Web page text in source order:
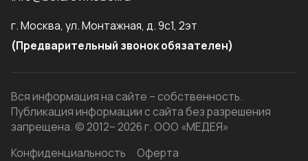
г. Москва, ул. Монтажная, д. 9с1, 2эт
(Предварительный звонок обязателен)
Вся информация на сайте – собственность.
Публикация информации с сайта без разрешения
запрещена. © 2012– 2026 г. ООО «МЕДЕЯ»
Конфиденциальность
Оферта